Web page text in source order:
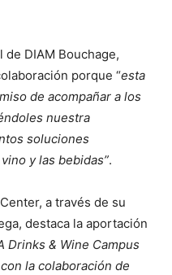
DIAM Bouchage,
porque “esta
de acompañar a los
nuestra
soluciones
y las bebidas”.
a través de su
destaca la aportación
Drinks & Wine Campus
la colaboración de